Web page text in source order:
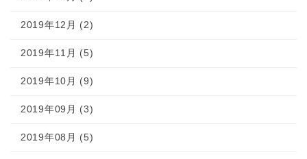
2019年12月 (2)
2019年11月 (5)
2019年10月 (9)
2019年09月 (3)
2019年08月 (5)